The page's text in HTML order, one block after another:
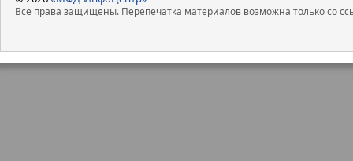
Все права защищены. Перепечатка материалов возможна только со